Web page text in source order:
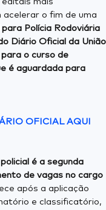
o fim de uma
Polícia Rodoviária
Diário Oficial da União
o curso de
é aguardada para
OFICIAL AQUI
é a segunda
de vagas no cargo
após a aplicação
e classificatório,